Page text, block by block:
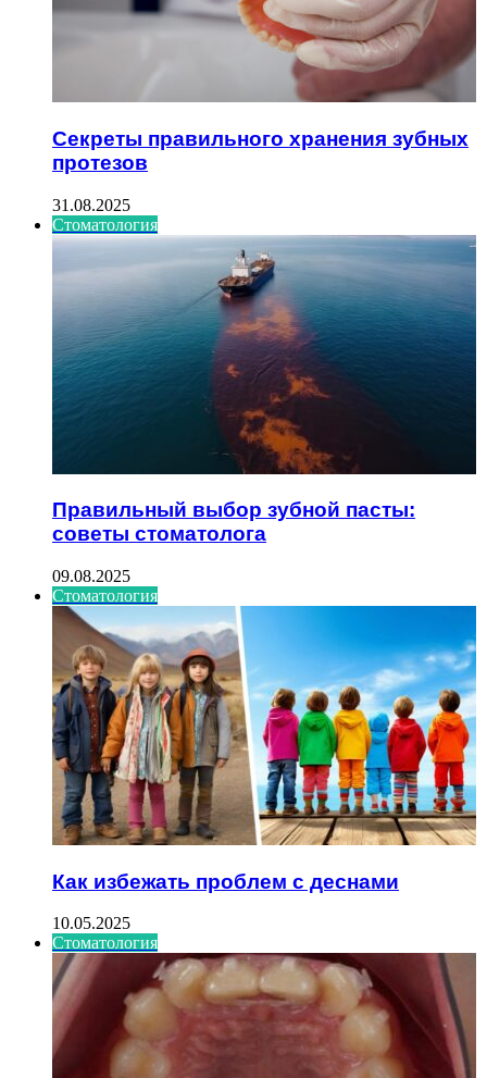
Секреты правильного хранения зубных
протезов
31.08.2025
Стоматология
Правильный выбор зубной пасты:
советы стоматолога
09.08.2025
Стоматология
Как избежать проблем с деснами
10.05.2025
Стоматология